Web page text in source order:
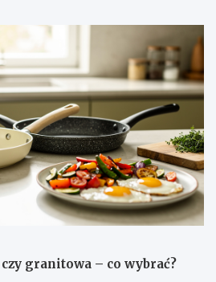
granitowa – co wybrać?